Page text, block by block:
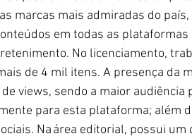
marcas mais admiradas do país,
em todas as
No licenciamento,
de 4 mil itens. A presença da
de views, sendo a maior audiência
para esta plataforma; além
Na área editorial, possui